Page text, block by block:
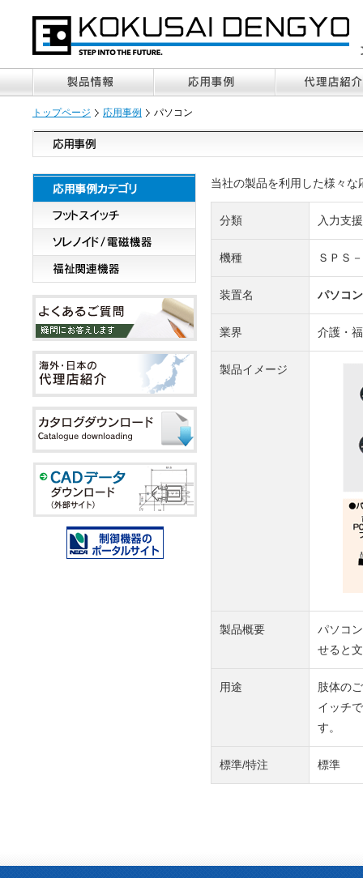
トップページ 応用事例 パソコン
当社の製品を利用した様々
分類 入力支
機種 ＳＰＳ
装置名 パソコン
業界 介護・
製品イメージ
製品概要
パソコ
せると
用途
肢体の
イッチ
す。
標準/特注 標準